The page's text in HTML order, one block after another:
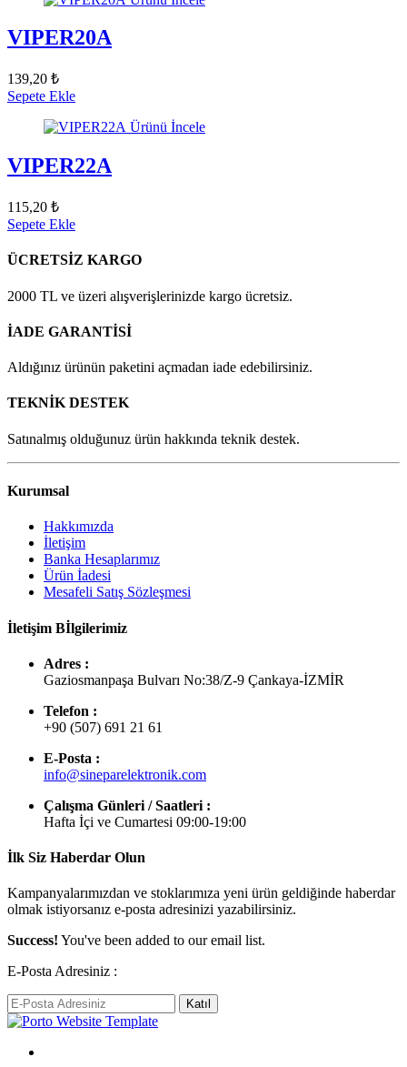
VIPER20A
139,20 ₺
Sepete Ekle
Ürünü İncele
VIPER22A
115,20 ₺
Sepete Ekle
ÜCRETSİZ KARGO
2000 TL ve üzeri alışverişlerinizde kargo ücretsiz.
İADE GARANTİSİ
Aldığınız ürünün paketini açmadan iade edebilirsiniz.
TEKNİK DESTEK
Satınalmış olduğunuz ürün hakkında teknik destek.
Kurumsal
Hakkımızda
İletişim
Banka Hesaplarımız
Ürün İadesi
Mesafeli Satış Sözleşmesi
İletişim Bİlgilerimiz
Adres :
Gaziosmanpaşa Bulvarı No:38/Z-9 Çankaya-İZMİR
Telefon :
+90 (507) 691 21 61
E-Posta :
info@sineparelektronik.com
Çalışma Günleri / Saatleri :
Hafta İçi ve Cumartesi 09:00-19:00
İlk Siz Haberdar Olun
Kampanyalarımızdan ve stoklarımıza yeni ürün geldiğinde haberdar
olmak istiyorsanız e-posta adresinizi yazabilirsiniz.
Success! You've been added to our email list.
E-Posta Adresiniz :
Katıl